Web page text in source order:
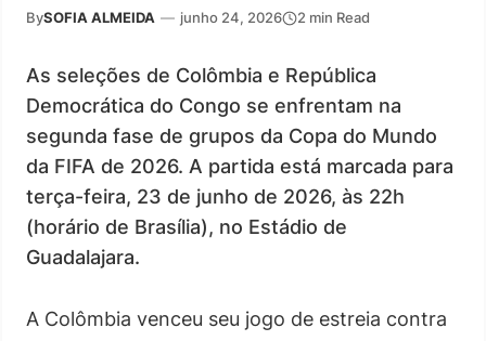
BySOFIA ALMEIDA — junho 24, 2026 2 min Read
As seleções de Colômbia e República
Democrática do Congo se enfrentam na
segunda fase de grupos da Copa do Mundo
da FIFA de 2026. A partida está marcada para
terça-feira, 23 de junho de 2026, às 22h
(horário de Brasília), no Estádio de
Guadalajara.
A Colômbia venceu seu jogo de estreia contra